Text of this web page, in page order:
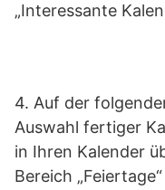
„Interessante
4. Auf der
Auswahl fertiger
in Ihren Kalender
Bereich